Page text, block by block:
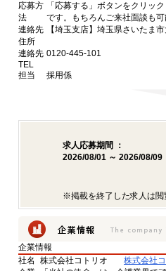
応募方
法
「応募する」ボタンをクリッ
です。もちろんご来社面談も
連絡先
住所
【埼玉支店】埼玉県さいたま
連絡先
TEL
0120-445-101
担当 採用係
求人応募期間 ：
2026/08/01 ～ 2026/08/09
※掲載を終了した求人は閲
企業情報
社名
株式会社コトリオ
株式会社